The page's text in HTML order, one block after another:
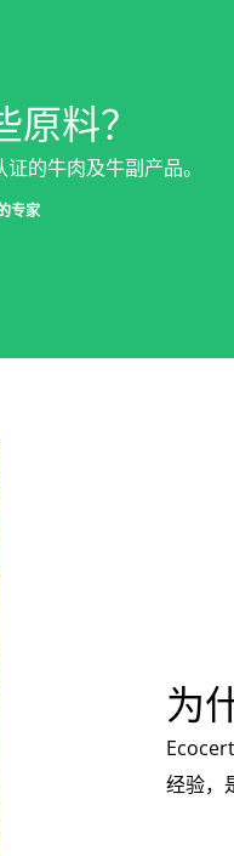
料？
的牛肉及牛副产品。
专家
为
经验，